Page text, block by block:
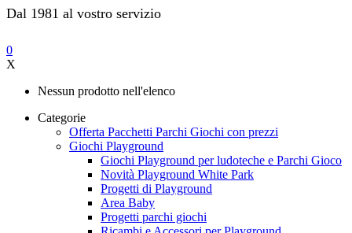
Dal 1981 al vostro servizio
0
X
Nessun prodotto nell'elenco
Categorie
Offerta Pacchetti Parchi Giochi con prezzi
Giochi Playground
Giochi Playground per ludoteche e Parchi Gioco
Novità Playground White Park
Progetti di Playground
Area Baby
Progetti parchi giochi